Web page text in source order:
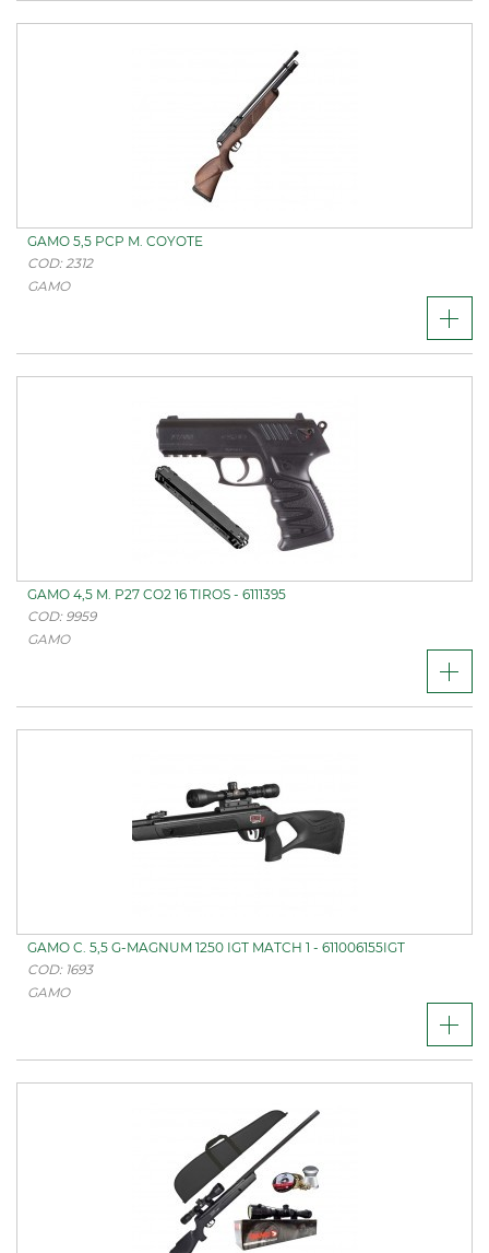
GAMO 5,5 PCP M. COYOTE
COD: 2312
GAMO
GAMO 4,5 M. P27 CO2 16 TIROS - 6111395
COD: 9959
GAMO
GAMO C. 5,5 G-MAGNUM 1250 IGT MATCH 1 - 611006155IGT
COD: 1693
GAMO